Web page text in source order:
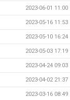
2023-06-01 11:00
2023-05-16 11:53
2023-05-10 16:24
2023-05-03 17:19
2023-04-24 09:03
2023-04-02 21:37
2023-03-16 08:49